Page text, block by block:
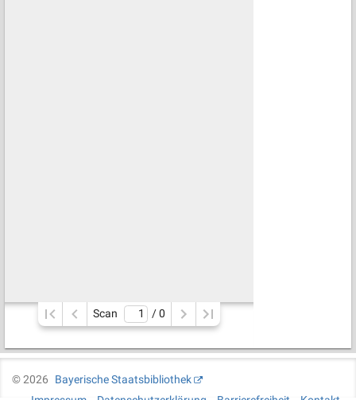
Scan / 0
©2026
Bayerische Staatsbibliothek